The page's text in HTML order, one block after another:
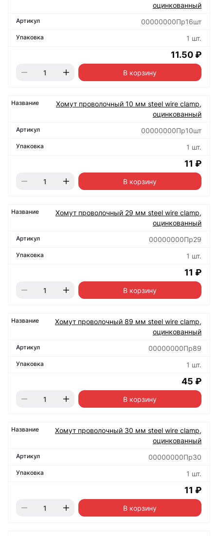
оцинкованный
00000000Пр16шт
1 шт.
11.50 ₽
В корзину
Хомут проволочный 10 мм steel wire clamp,
оцинкованный
00000000Пр10шт
1 шт.
11 ₽
В корзину
Хомут проволочный 29 мм steel wire clamp,
оцинкованный
00000000Пр29
1 шт.
11 ₽
В корзину
Хомут проволочный 89 мм steel wire clamp,
оцинкованный
00000000Пр89
1 шт.
45 ₽
В корзину
Хомут проволочный 30 мм steel wire clamp,
оцинкованный
00000000Пр30
1 шт.
11 ₽
В корзину